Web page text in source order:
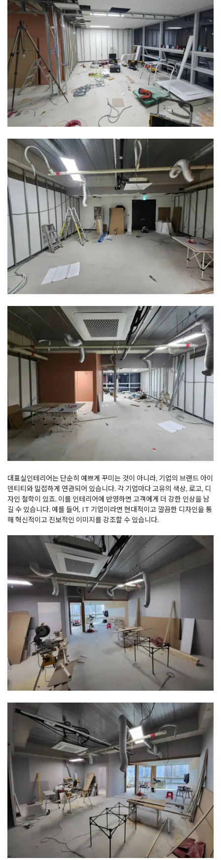
대표실인테리어는 단순히 예쁘게 꾸미는 것이 아니라, 기업의 브랜드 아이
덴티티와 밀접하게 연관되어 있습니다. 각 기업마다 고유의 색상, 로고, 디
자인 철학이 있죠. 이를 인테리어에 반영하면 고객에게 더 강한 인상을 남
길 수 있습니다. 예를 들어, IT 기업이라면 현대적이고 깔끔한 디자인을 통
해 혁신적이고 진보적인 이미지를 강조할 수 있습니다.